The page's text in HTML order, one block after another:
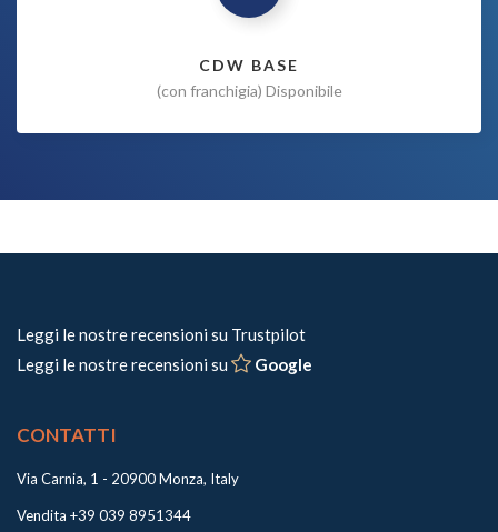
CDW BASE
(con franchigia) Disponibile
Leggi le nostre recensioni su Trustpilot
Leggi le nostre recensioni su
Google
CONTATTI
Via Carnia, 1 - 20900 Monza, Italy
Vendita +39 039 8951344